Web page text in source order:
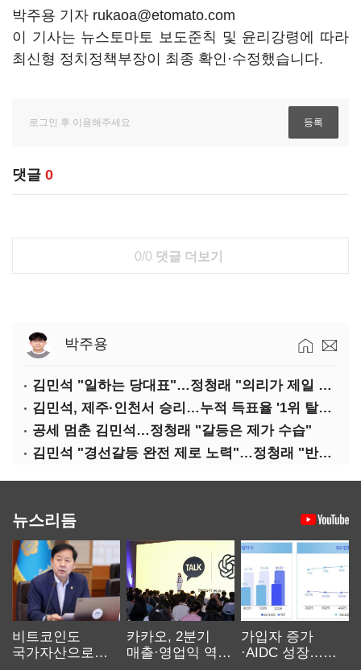
박주용 기자 rukaoa@etomato.com
이 기사는 뉴스토마토 보도준칙 및 윤리강령에 따라
최신형 정치정책부장이 최종 확인·수정했습니다.
댓글 0
0/0 댓글 더보기
박주용
김민석 "일하는 당대표"…정청래 "의리가 제일 중요"
김민석, 제주·인천서 승리…누적 득표율 '1위 탈환'(종합)
공세 멈춘 김민석…정청래 "갈등은 제가 수습"
김민석 "경선갈등 완전 제로 노력"…정청래 "반명 공세 사과부터"
뉴스리듬
비트코인도
국가자산으로…'
카카오, 2분기
매출·영업익 역대
가입자 증가
·AIDC 성장…